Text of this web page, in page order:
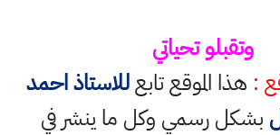
وتقبلو تحياتي
: هذا الموقع تابعللاستاذ احمد
بشكل رسمي وكل ما ينشر في